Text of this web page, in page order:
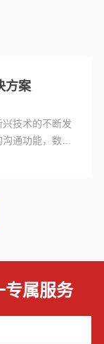
方案
技术的不断发
通功能，数字
费观念。一物
关键密钥。传
专属服务